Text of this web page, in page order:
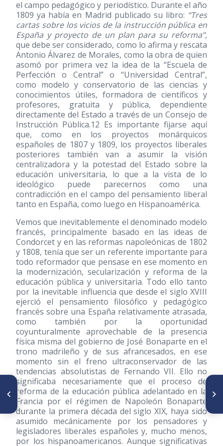
el campo pedagógico y periodístico. Durante el año
1809 ya había en Madrid publicado su libro: “Tres
cartas sobre los vicios de la instrucción pública en
España y proyecto de un plan para su reforma”,
que debe ser considerado, como lo afirma y rescata
Antonio Álvarez de Morales, como la obra de quien
asomó por primera vez la idea de la “Escuela de
Perfección o Central” o “Universidad Central”,
como modelo y conservatorio de las ciencias y
conocimientos útiles, formadora de científicos y
profesores, gratuita y pública, dependiente
directamente del Estado a través de un Consejo de
Instrucción Pública.12 Es importante fijarse aquí
que, como en los proyectos monárquicos
españoles de 1807 y 1809, los proyectos liberales
posteriores también van a asumir la visión
centralizadora y la potestad del Estado sobre la
educación universitaria, lo que a la vista de lo
ideológico puede parecernos como una
contradicción en el campo del pensamiento liberal
tanto en España, como luego en Hispanoamérica.
Vemos que inevitablemente el denominado modelo
francés, principalmente basado en las ideas de
Condorcet y en las reformas napoleónicas de 1802
y 1808, tenía que ser un referente importante para
todo reformador que pensase en ese momento en
la modernización, secularización y reforma de la
educación pública y universitaria. Todo ello tanto
por la inevitable influencia que desde el siglo XVIII
ejerció el pensamiento filosófico y pedagógico
francés sobre una España relativamente atrasada,
como también por la oportunidad
coyunturalmente aprovechable de la presencia
física misma del gobierno de José Bonaparte en el
trono madrileño y de sus afrancesados, en ese
momento sin el freno ultraconservador de las
tendencias absolutistas de Fernando VII. Ello no
significaba necesariamente que el proceso de
reforma de la educación pública adelantado en la
Francia por el régimen de Napoleón Bonaparte
durante la primera década del siglo XIX, haya sido
asumido mecánicamente por los pensadores y
legisladores liberales españoles y, mucho menos,
por los hispanoamericanos. Aunque significativas
ARTÍCULO ANTERIOR
Descripción de Santiago de
León de Caracas y sus
habitantes en tiempo de su
fundación (1578)
SIGUIENTE ARTÍCULO
La generación de 1928 y su
senda democratizadora